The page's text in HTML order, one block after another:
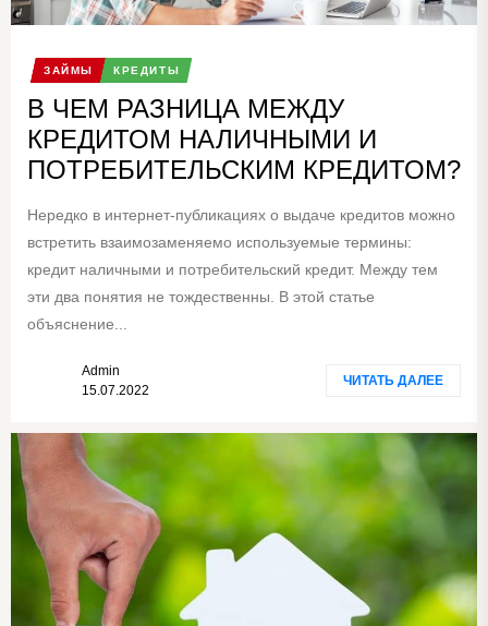
ЗАЙМЫ КРЕДИТЫ
В ЧЕМ РАЗНИЦА МЕЖДУ
КРЕДИТОМ НАЛИЧНЫМИ И
ПОТРЕБИТЕЛЬСКИМ КРЕДИТОМ?
Нередко в интернет-публикациях о выдаче кредитов можно
встретить взаимозаменяемо используемые термины:
кредит наличными и потребительский кредит. Между тем
эти два понятия не тождественны. В этой статье
объяснение...
Admin
15.07.2022
ЧИТАТЬ ДАЛЕЕ